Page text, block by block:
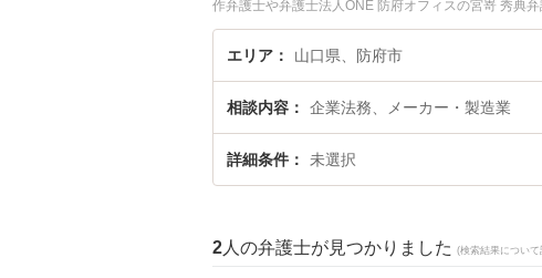
作弁護士や弁護士法人ONE 防府オフィスの宮嵜 秀典
のトラブルを今すぐに弁護士に相談したい』『メーカ
府市内の弁護士に相談予約したい』などでお困りの相
エリア 山口県、防府市
相談内容 企業法務、メーカー・製造業
詳細条件 未選択
2 人の弁護士が見つかりました (検索結果について